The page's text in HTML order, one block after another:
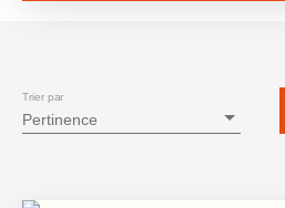
Localisation
Pertinence
Trier par